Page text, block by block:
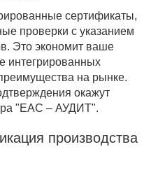
сертификаты,
проверки с указанием
Это экономит ваше
интегрированных
на рынке.
окажут
"ЕАС – АУДИТ".
производства